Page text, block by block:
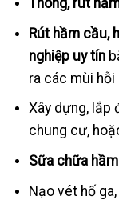
Thông, rút
Rút hầm cầu,
nghiệp uy tín
ra các mùi hỗi
Xây dựng, lắp
chung cư,
Sữa chữa
Nạo vét hố